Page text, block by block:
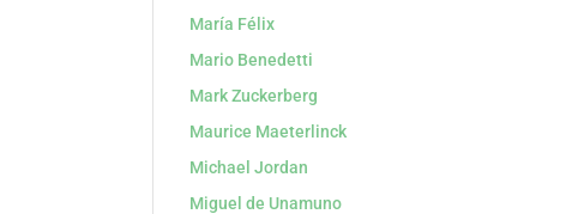
María Félix
Mario Benedetti
Mark Zuckerberg
Maurice Maeterlinck
Michael Jordan
Miguel de Unamuno